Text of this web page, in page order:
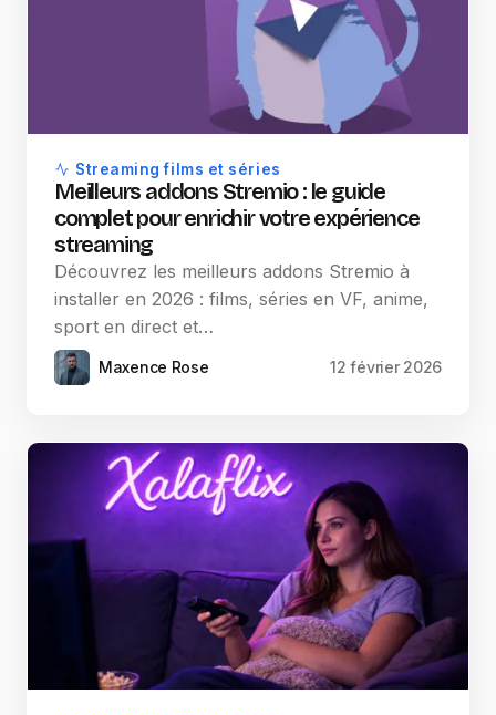
Streaming films et séries
Meilleurs addons Stremio : le guide
complet pour enrichir votre expérience
streaming
Découvrez les meilleurs addons Stremio à
installer en 2026 : films, séries en VF, anime,
sport en direct et…
Maxence Rose 12 février 2026